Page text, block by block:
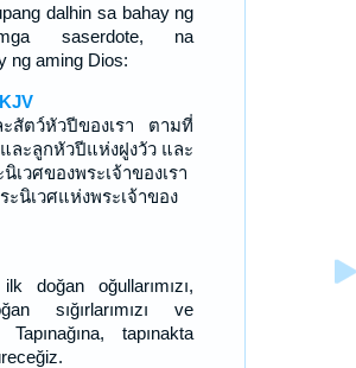
dalhin sa bahay ng
saserdote, na
ng aming Dios:
สัตว์หัวปีของเรา ตามที่
ะลูกหัวปีแห่งฝูงวัว และ
เวศของพระเจ้าของเรา
นิเวศแห่งพระเจ้าของ
doğan oğullarımızı,
sığırlarımızı ve
Tapınağına, tapınakta